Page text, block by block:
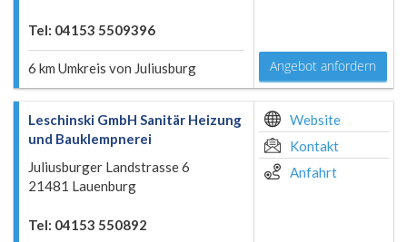
Tel: 04153 5509396
6 km Umkreis von Juliusburg Angebot anfordern
Leschinski GmbH Sanitär Heizung
und Bauklempnerei
Juliusburger Landstrasse 6
21481 Lauenburg
Tel: 04153 550892
Website
Kontakt
Anfahrt